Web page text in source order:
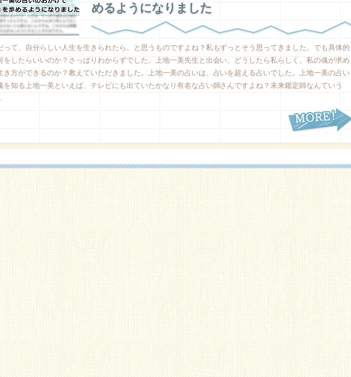
めるようになりました
って、自分らしい人生を生きられたら。と思うものですよね？私もずっとそう思ってきました。でも具体的
をしたらいいのか？さっぱりわからずでした。上地一美先生と出会い、どうしたら私らしく、私の魂が求め
き方ができるのか？教えていただきました。上地一美の占いは、占いを超える占いでした。上地一美の占い
を知る上地一美といえば、テレビにも出ていたかなり有名な占い師さんですよね？未来鑑定師なんていう